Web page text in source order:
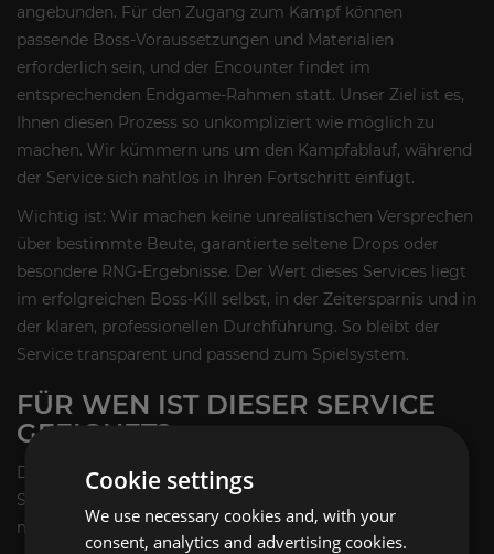
angebunden. Für den Zugang zum Kampf können
passende Boss-Voraussetzungen und Materialien
erforderlich sein, und der Encounter findet im
entsprechenden Endgame-Rahmen statt. Unser Ziel ist es,
Ihnen diesen Prozess so unkompliziert wie möglich zu
machen. Wir kümmern uns um den Kampfablauf, während
der Service sich nahtlos in Ihren Fortschritt einfügt.
Wichtig ist: Wir machen keine unrealistischen Versprechen
über bestimmte Beute, garantierte seltene Drops oder
besondere RNG-Ergebnisse. Der Wert dieses Services liegt
im erfolgreichen Boss-Kill selbst, in der Zeitersparnis und in
der klaren, professionellen Durchführung. So bleibt der
Service transparent und passend zum Spielsystem.
FÜR WEN IST DIESER SERVICE
GEEIGNET?
Der Echo von Varshan Boost ist besonders sinnvoll für
Spieler, die den Boss ohne unnötigen Aufwand erledigen
möchten. Dazu gehören:
Cookie settings
We use necessary cookies and, with your
consent, analytics and advertising cookies.